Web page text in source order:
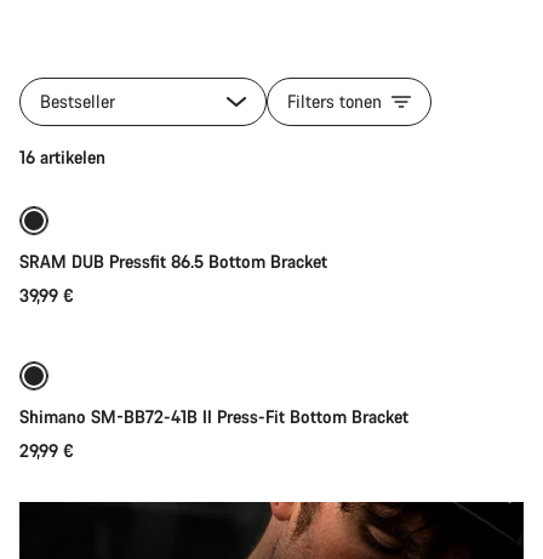
Bestseller Filters tonen
16 artikelen
SRAM DUB Pressfit 86.5 Bottom Bracket
39,99 €
Shimano SM-BB72-41B II Press-Fit Bottom Bracket
29,99 €